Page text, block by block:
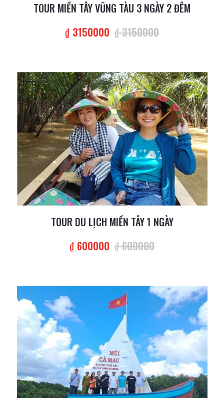
TOUR MIỀN TÂY VŨNG TÀU 3 NGÀY 2 ĐÊM
₫ 3150000 ₫ 3150000
TOUR DU LỊCH MIỀN TÂY 1 NGÀY
₫ 600000 ₫ 600000